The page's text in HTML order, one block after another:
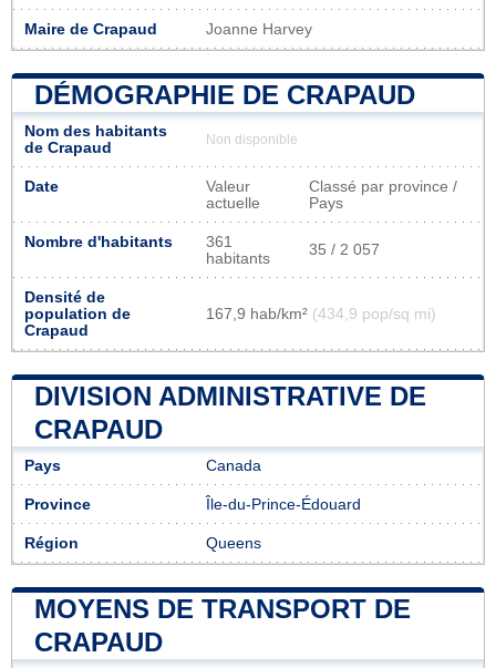
Maire de Crapaud Joanne Harvey
DÉMOGRAPHIE DE CRAPAUD
Nom des habitants
de Crapaud
Non disponible
Date
Valeur
actuelle
Classé par province /
Pays
Nombre d'habitants
361
habitants
35 / 2 057
Densité de
population de
Crapaud
167,9 hab/km² (434,9 pop/sq mi)
DIVISION ADMINISTRATIVE DE
CRAPAUD
Pays Canada
Province Île-du-Prince-Édouard
Région Queens
MOYENS DE TRANSPORT DE
CRAPAUD